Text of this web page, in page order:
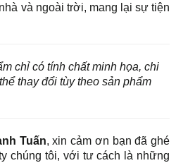
và ngoài trời, mang lại sự tiện
chỉ có tính chất minh họa, chi
thay đổi tùy theo sản phẩm
Tuấn, xin cảm ơn bạn đã ghé
chúng tôi, với tư cách là những